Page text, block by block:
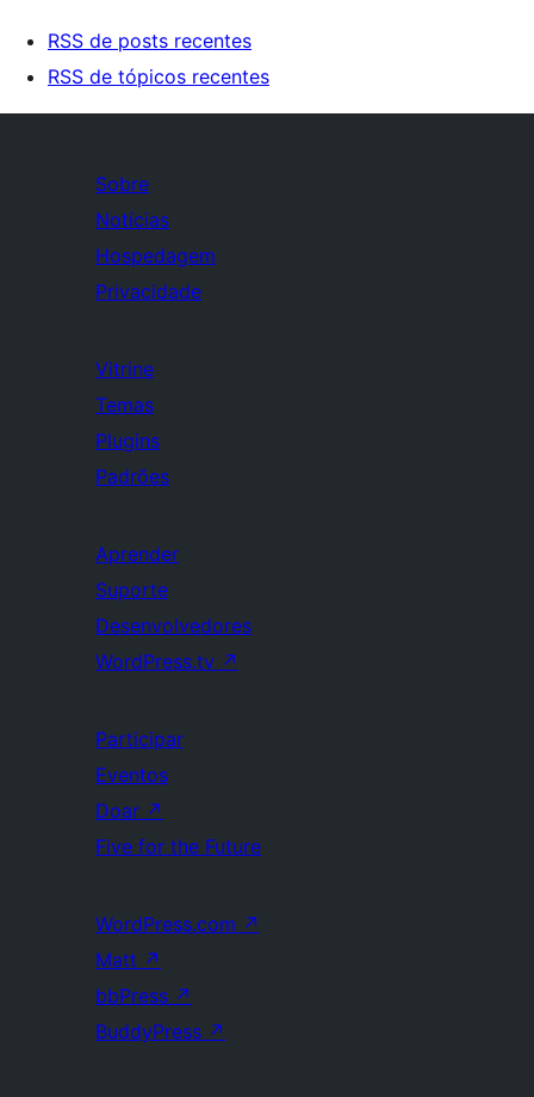
RSS de posts recentes
RSS de tópicos recentes
Sobre
Notícias
Hospedagem
Privacidade
Vitrine
Temas
Plugins
Padrões
Aprender
Suporte
Desenvolvedores
WordPress.tv ↗
Participar
Eventos
Doar ↗
Five for the Future
WordPress.com ↗
Matt ↗
bbPress ↗
BuddyPress ↗